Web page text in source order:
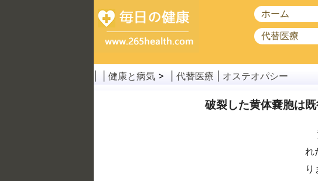
ホーム
代替医療
健康と病気 > | 代替医療 オステオパシー
破裂した黄体嚢胞は
れ
り